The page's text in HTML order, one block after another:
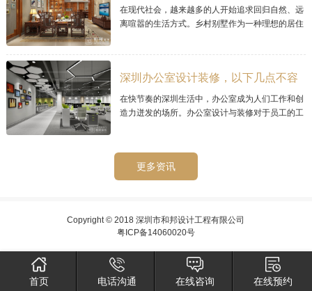
在现代社会，越来越多的人开始追求回归自然、远
离喧嚣的生活方式。乡村别墅作为一种理想的居住
深圳办公室设计装修，以下几点不容
忽视的
在快节奏的深圳生活中，办公室成为人们工作和创
造力迸发的场所。办公室设计与装修对于员工的工
更多资讯
Copyright © 2018 深圳市和邦设计工程有限公司
粤ICP备14060020号
首页 电话沟通 在线咨询 在线预约